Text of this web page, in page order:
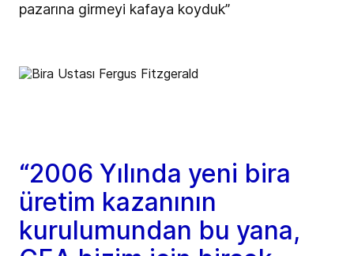
pazarına girmeyi kafaya koyduk”
“2006 Yılında yeni bira
üretim kazanının
kurulumundan bu yana,